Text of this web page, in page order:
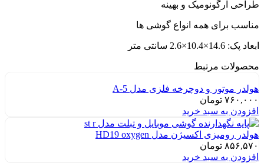
طراحی ارگونومیک و بهینه
مناسب برای همه انواع گوشی ها
ابعاد پک: 14.6×10.4×2.6 سانتی متر
محصولات مرتبط
هولدر موتور و دوچرخه فلزی مدل A-5
۷۶۰,۰۰۰ تومان
افزودن به سبد خرید
هولدر رومیزی اکسیژن مدل HD19 oxygen
۸۵۶,۵۷۰ تومان
افزودن به سبد خرید